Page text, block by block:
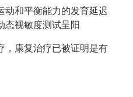
动和平衡能力的发育延迟
态视敏度测试呈阳
，康复治疗已被证明是有